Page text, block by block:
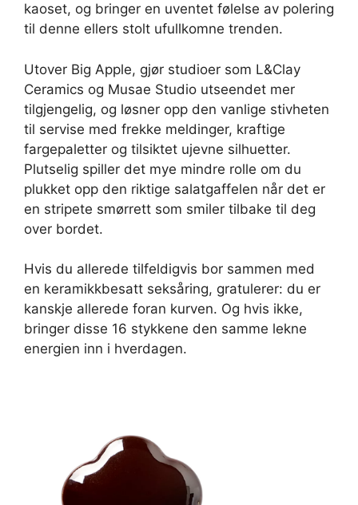
kaoset, og bringer en uventet følelse av polering
til denne ellers stolt ufullkomne trenden.
Utover Big Apple, gjør studioer som L&Clay
Ceramics og Musae Studio utseendet mer
tilgjengelig, og løsner opp den vanlige stivheten
til servise med frekke meldinger, kraftige
fargepaletter og tilsiktet ujevne silhuetter.
Plutselig spiller det mye mindre rolle om du
plukket opp den riktige salatgaffelen når det er
en stripete smørrett som smiler tilbake til deg
over bordet.
Hvis du allerede tilfeldigvis bor sammen med
en keramikkbesatt seksåring, gratulerer: du er
kanskje allerede foran kurven. Og hvis ikke,
bringer disse 16 stykkene den samme lekne
energien inn i hverdagen.